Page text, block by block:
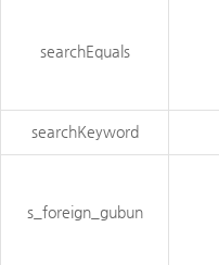
searchEquals
searchKeyword
s_foreign_gubun